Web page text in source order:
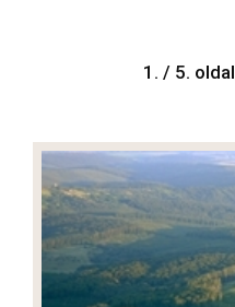
1. / 5. oldal